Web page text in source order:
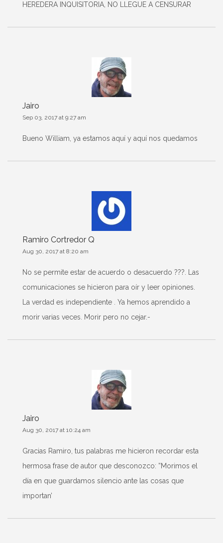
HEREDERA INQUISITORIA, NO LLEGUE A CENSURAR
Jairo
Sep 03, 2017 at 9:27 am
Bueno William, ya estamos aquí y aquí nos quedamos
Ramiro Cortredor Q
Aug 30, 2017 at 8:20 am
No se permite estar de acuerdo o desacuerdo ???. Las
comunicaciones se hicieron para oír y leer opiniones.
La verdad es independiente . Ya hemos aprendido a
morir varias veces. Morir pero no cejar.-
Jairo
Aug 30, 2017 at 10:24 am
Gracias Ramiro, tus palabras me hicieron recordar esta
hermosa frase de autor que desconozco: ”Morimos el
día en que guardamos silencio ante las cosas que
importan’